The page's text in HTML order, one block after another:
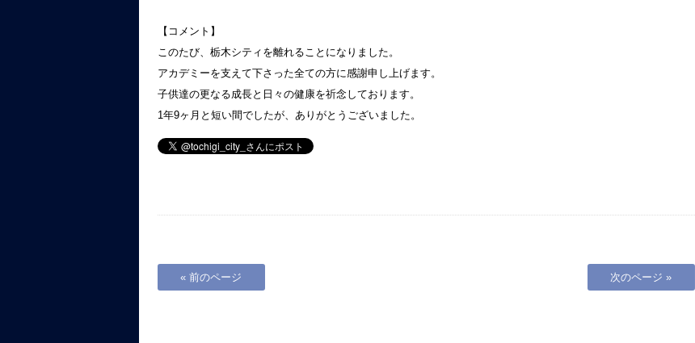
【コメント】
このたび、栃木シティを離れることになりました。
アカデミーを支えて下さった全ての方に感謝申し上げます。
子供達の更なる成長と日々の健康を祈念しております。
1年9ヶ月と短い間でしたが、ありがとうございました。
« 前のページ 次のページ »